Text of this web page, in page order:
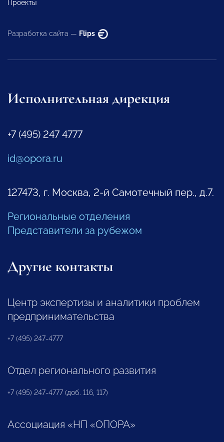
Проекты
Разработка сайта — Flips
Исполнительная дирекция
+7 (495) 247 4777
id@opora.ru
127473, г. Москва, 2-й Самотечный пер., д.7.
Региональные отделения
Представители за рубежом
Другие контакты
Центр экспертизы и аналитики проблем
предпринимательства
+7 (495) 247-4777
Отдел регионального развития
+7 (495) 247-4777 (доб. 116, 117)
Ассоциация «НП «ОПОРА»